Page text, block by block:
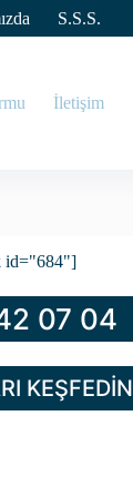
S.S.S.
İletişim
id="684"]
07 04
KEŞFEDİN